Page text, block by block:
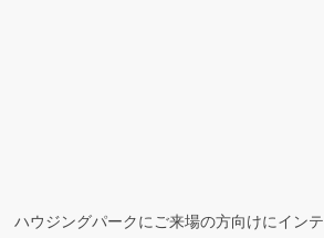
ハウジングパークにご来場の方向けにインテ